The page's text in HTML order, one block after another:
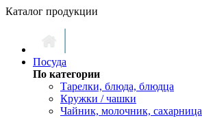
Каталог продукции
Посуда
По категории
Тарелки, блюда, блюдца
Кружки / чашки
Чайник, молочник, сахарница